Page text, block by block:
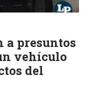
a presuntos
vehículo
del